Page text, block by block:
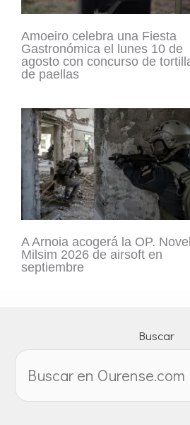
Amoeiro celebra una Fiesta
Gastronómica el lunes 10 de
agosto con concurso de
de paellas
A Arnoia acogerá la OP.
Milsim 2026 de airsoft en
septiembre
Buscar